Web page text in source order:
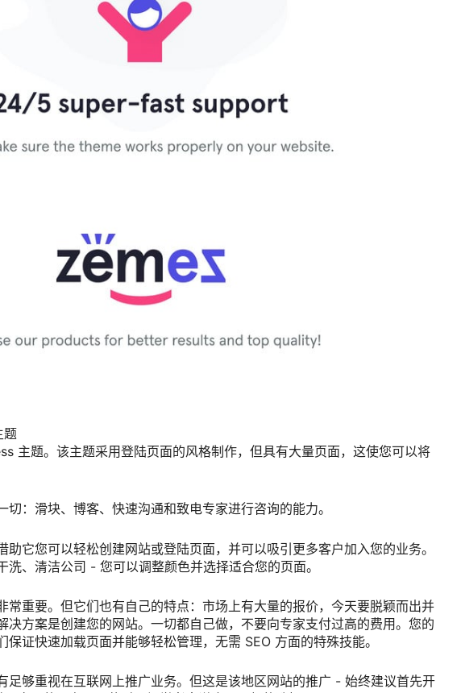
题
主题。该主题采用登陆页面的风格制作，但具有大量页面，这使您可以将
：滑块、博客、快速沟通和致电专家进行咨询的能力。
助它您可以轻松创建网站或登陆页面，并可以吸引更多客户加入您的业务。
洗、清洁公司 - 您可以调整颜色并选择适合您的页面。
常重要。但它们也有自己的特点：市场上有大量的报价，今天要脱颖而出并
决方案是创建您的网站。一切都自己做，不要向专家支付过高的费用。您的
保证快速加载页面并能够轻松管理，无需 SEO 方面的特殊技能。
足够重视在互联网上推广业务。但这是该地区网站的推广 - 始终建议首先开